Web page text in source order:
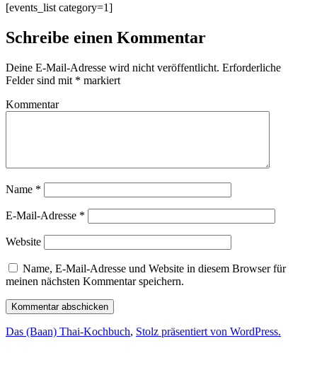
[events_list category=1]
Schreibe einen Kommentar
Deine E-Mail-Adresse wird nicht veröffentlicht. Erforderliche
Felder sind mit * markiert
Kommentar
Name *
E-Mail-Adresse *
Website
Name, E-Mail-Adresse und Website in diesem Browser für
meinen nächsten Kommentar speichern.
Das (Baan) Thai-Kochbuch, Stolz präsentiert von WordPress.